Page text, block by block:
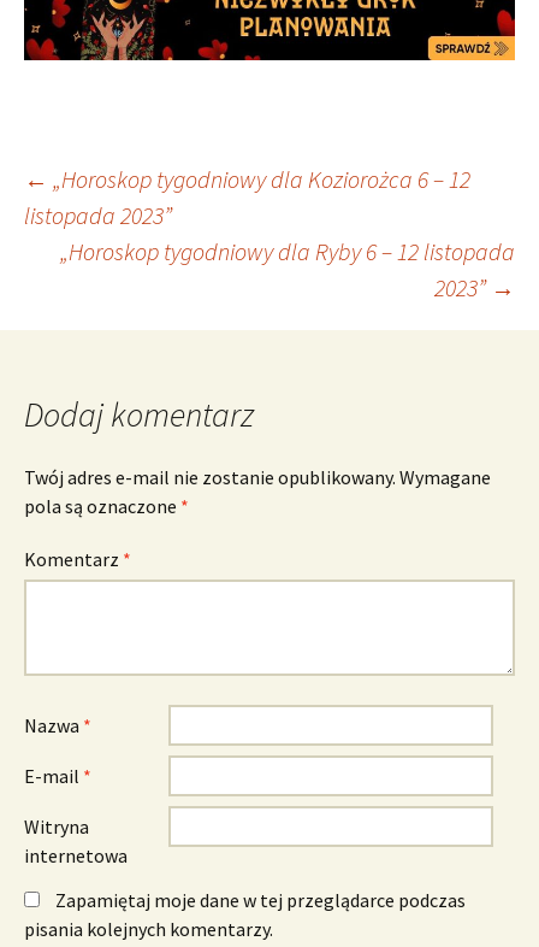
Nawigacja
wpisu
← „Horoskop tygodniowy dla Koziorożca 6 – 12
listopada 2023”
„Horoskop tygodniowy dla Ryby 6 – 12 listopada
2023” →
Dodaj komentarz
Twój adres e-mail nie zostanie opublikowany. Wymagane
pola są oznaczone *
Komentarz *
Nazwa *
E-mail *
Witryna
internetowa
Zapamiętaj moje dane w tej przeglądarce podczas
pisania kolejnych komentarzy.